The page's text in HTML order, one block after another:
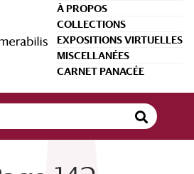
À PROPOS
COLLECTIONS
EXPOSITIONS VIRTUELLES
MISCELLANÉES
CARNET PANACÉE